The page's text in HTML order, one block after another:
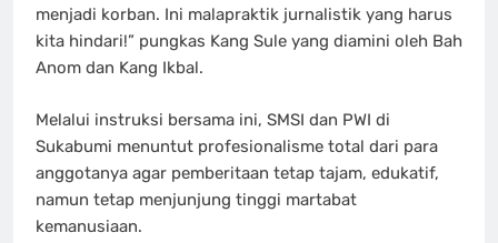
menjadi korban. Ini malapraktik jurnalistik yang harus
kita hindari!” pungkas Kang Sule yang diamini oleh Bah
Anom dan Kang Ikbal.
Melalui instruksi bersama ini, SMSI dan PWI di
Sukabumi menuntut profesionalisme total dari para
anggotanya agar pemberitaan tetap tajam, edukatif,
namun tetap menjunjung tinggi martabat
kemanusiaan.